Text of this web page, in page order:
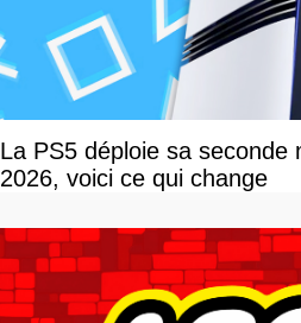
La PS5 déploie sa seconde
2026, voici ce qui change